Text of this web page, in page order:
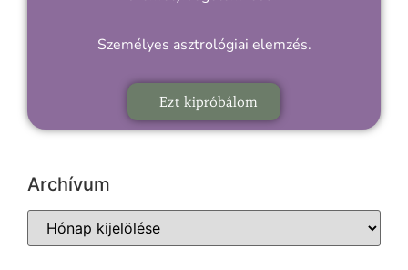
Személyes asztrológiai elemzés.
Ezt kipróbálom
Archívum